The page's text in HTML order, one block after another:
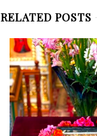
RELATED POSTS